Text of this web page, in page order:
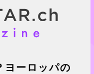
ヨーロッパの